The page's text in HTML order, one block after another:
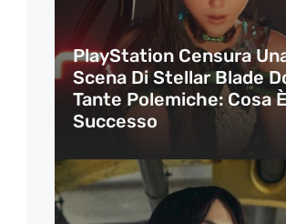
PlayStation Censura
Scena Di Stellar Blade
Tante Polemiche: Cosa È
Successo